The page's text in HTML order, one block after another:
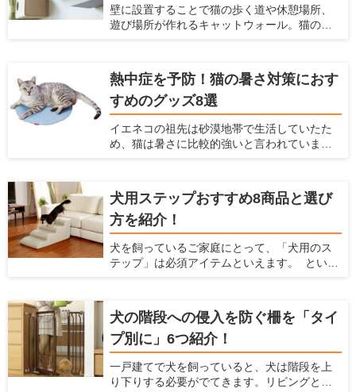
適切な場所での爪とぎの対策は「愛猫が好む
爪とぎ場を十分に用意すること」です。 今回
壁に設置することで猫の歩く道や休憩場所、
遊び場所が作れるキャットウォール。猫の祖
場所にいた方が外敵から身を守りやすい」と
いう本能から安心感がうまれます。 また猫の
行動可能範囲が三次元化されることにより、
猫のストレス解消・運動不足解消にも役立ち
ます。 最近のキャットウォールには、複数の
パーツをそれぞれ設置し組み合わせて使うも
事では、キャットウォールの選び方とおすす
め商品を紹介します。
熱中症を予防！猫の暑さ対策におす
すめのグッズ8選
イエネコの祖先は砂漠地帯で生活していたた
め、猫は暑さに比較的強いと言われていま
発汗による体温調節ができません。 体温が急
激に上がるとなかなか体温を下げられず、夏
の暑い時期には熱中症になってしまう危険性
があります。 熱中症になると命を落とす可能
性もあるので、飼い主はしっかり猫の暑さ対
策をしてあげなくてはなりません。 そこで今
グッズを紹介します。
犬用ステップおすすめ8商品と選び
方を紹介！
犬を飼っているご家庭にとって、「犬用のス
テップ」は必須アイテムといえます。 という
からです。もし犬を飼っているなら、"犬用の
ステップを準備するのがおすすめ。 ここで
は、犬と飼い主のための住宅情報を提供して
いる愛犬家住宅が、犬用のステップの重要性
やその使い方を解説するとともに、おすすめ
のステップを紹介しようと思います。
犬の階段への侵入を防ぐ柵を「タイ
プ別に」6つ紹介！
一戸建てで犬を飼っていると、犬は階段を上
り下りする必要がでてきます。リビングとは